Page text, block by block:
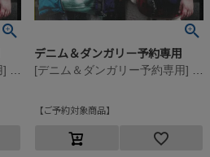
デニム＆ダンガリー予約専用
ご予約対象商品